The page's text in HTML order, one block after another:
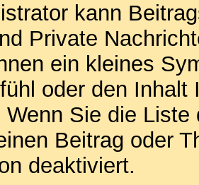
kann
Private
ein kleines
oder den
Sie die
Beitrag oder
deaktiviert.